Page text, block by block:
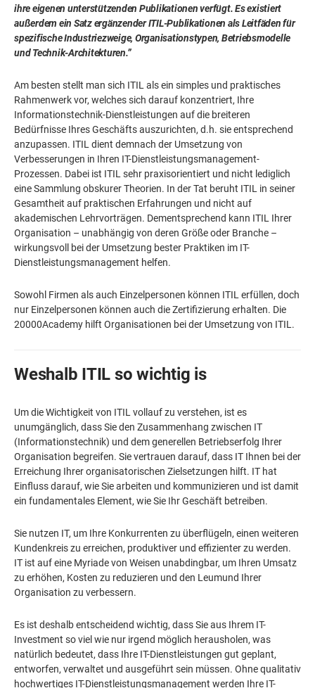
ihre eigenen unterstützenden Publikationen verfügt. Es existiert
außerdem ein Satz ergänzender ITIL-Publikationen als Leitfäden für
spezifische Industriezweige, Organisationstypen, Betriebsmodelle
und Technik-Architekturen.”
Am besten stellt man sich ITIL als ein simples und praktisches
Rahmenwerk vor, welches sich darauf konzentriert, Ihre
Informationstechnik-Dienstleistungen auf die breiteren
Bedürfnisse Ihres Geschäfts auszurichten, d.h. sie entsprechend
anzupassen. ITIL dient demnach der Umsetzung von
Verbesserungen in Ihren IT-Dienstleistungsmanagement-
Prozessen. Dabei ist ITIL sehr praxisorientiert und nicht lediglich
eine Sammlung obskurer Theorien. In der Tat beruht ITIL in seiner
Gesamtheit auf praktischen Erfahrungen und nicht auf
akademischen Lehrvorträgen. Dementsprechend kann ITIL Ihrer
Organisation – unabhängig von deren Größe oder Branche –
wirkungsvoll bei der Umsetzung bester Praktiken im IT-
Dienstleistungsmanagement helfen.
Sowohl Firmen als auch Einzelpersonen können ITIL erfüllen, doch
nur Einzelpersonen können auch die Zertifizierung erhalten. Die
20000Academy hilft Organisationen bei der Umsetzung von ITIL.
Weshalb ITIL so wichtig is
Um die Wichtigkeit von ITIL vollauf zu verstehen, ist es
unumgänglich, dass Sie den Zusammenhang zwischen IT
(Informationstechnik) und dem generellen Betriebserfolg Ihrer
Organisation begreifen. Sie vertrauen darauf, dass IT Ihnen bei der
Erreichung Ihrer organisatorischen Zielsetzungen hilft. IT hat
Einfluss darauf, wie Sie arbeiten und kommunizieren und ist damit
ein fundamentales Element, wie Sie Ihr Geschäft betreiben.
Sie nutzen IT, um Ihre Konkurrenten zu überflügeln, einen weiteren
Kundenkreis zu erreichen, produktiver und effizienter zu werden.
IT ist auf eine Myriade von Weisen unabdingbar, um Ihren Umsatz
zu erhöhen, Kosten zu reduzieren und den Leumund Ihrer
Organisation zu verbessern.
Es ist deshalb entscheidend wichtig, dass Sie aus Ihrem IT-
Investment so viel wie nur irgend möglich herausholen, was
natürlich bedeutet, dass Ihre IT-Dienstleistungen gut geplant,
entworfen, verwaltet und ausgeführt sein müssen. Ohne qualitativ
hochwertiges IT-Dienstleistungsmanagement werden Ihre IT-